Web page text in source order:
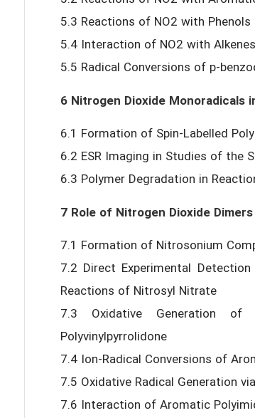
5.3 Reactions of NO2 with Phenols
5.4 Interaction of NO2 with
5.5 Radical Conversions of p-
6 Nitrogen Dioxide
6.1 Formation of Spin-Labelled
6.2 ESR Imaging in Studies of the
6.3 Polymer Degradation in
7 Role of Nitrogen Dioxide
7.1 Formation of Nitrosonium
7.2 Direct Experimental
Reactions of Nitrosyl Nitrate
7.3 Oxidative Generation of
Polyvinylpyrrolidone
7.4 Ion-Radical Conversions of
7.5 Oxidative Radical Generation
7.6 Interaction of Aromatic